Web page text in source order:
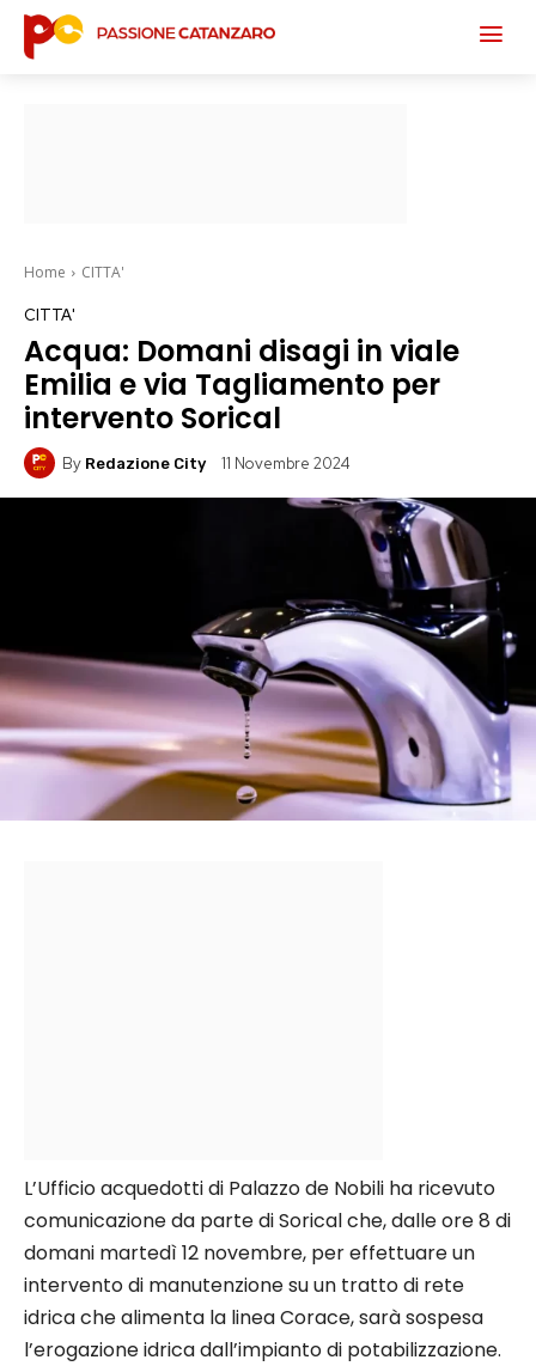
Home CITTA'
CITTA'
Acqua: Domani disagi in viale
Emilia e via Tagliamento per
intervento Sorical
By Redazione City 11 Novembre 2024
L’Ufficio acquedotti di Palazzo de Nobili ha ricevuto
comunicazione da parte di Sorical che, dalle ore 8 di
domani martedì 12 novembre, per effettuare un
intervento di manutenzione su un tratto di rete
idrica che alimenta la linea Corace, sarà sospesa
l’erogazione idrica dall’impianto di potabilizzazione.